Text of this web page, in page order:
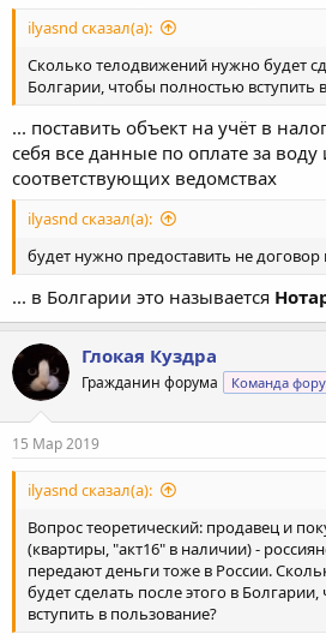
ilyasnd сказал(а):
Сколько телодвижений нужно будет
Болгарии, чтобы полностью вступить
... поставить объект на учёт в
себя все данные по оплате за воду
соответствующих ведомствах
ilyasnd сказал(а):
будет нужно предоставить не
... в Болгарии это называется
Глокая Куздра
Гражданин форума Команда
15 Мар 2019
ilyasnd сказал(а):
Вопрос теоретический: продавец и
(квартиры, "акт16" в наличии) -
передают деньги тоже в России.
будет сделать после этого в
вступить в пользование?